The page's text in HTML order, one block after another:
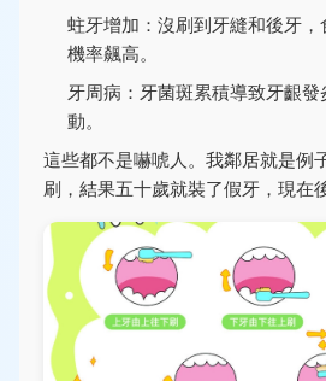
蛀牙增加：沒刷到牙縫和後牙
機率飆高。
牙周病：牙菌斑累積導致牙齦
動。
這些都不是嚇唬人。我鄰居就是例
刷，結果五十歲就裝了假牙，現在